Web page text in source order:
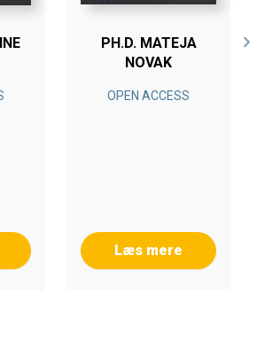
PH.D. MATEJA
NOVAK
OPEN ACCESS
Læs mere